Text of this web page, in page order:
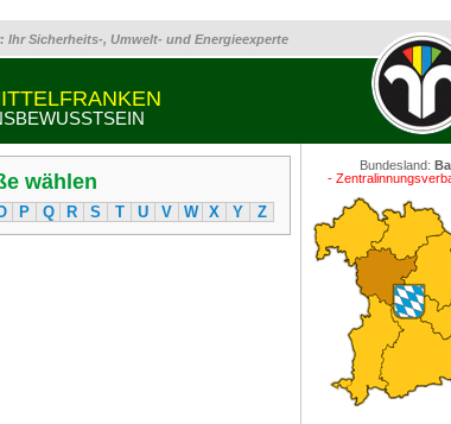
Ihr Sicherheits-, Umwelt- und Energieexperte
wählen
P Q R S T U V W X Y Z
Bundesland:
-